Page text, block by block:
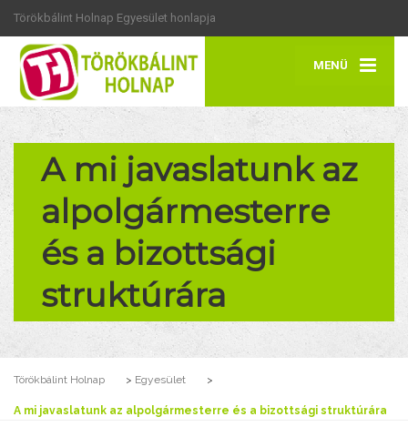
Törökbálint Holnap Egyesület honlapja
MENÜ
A mi javaslatunk az
alpolgármesterre
és a bizottsági
struktúrára
Törökbálint Holnap > Egyesület >
A mi javaslatunk az alpolgármesterre és a bizottsági struktúrára